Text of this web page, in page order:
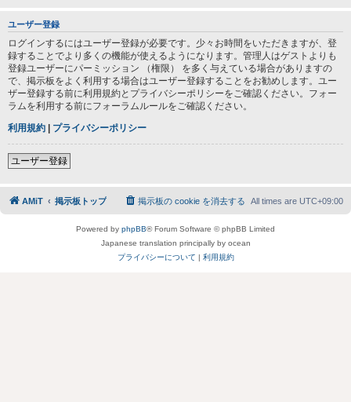
ユーザー登録
ログインするにはユーザー登録が必要です。少々お時間をいただきますが、登
録することでより多くの機能が使えるようになります。管理人はゲストよりも
登録ユーザーにパーミッション （権限） を多く与えている場合がありますの
で、掲示板をよく利用する場合はユーザー登録することをお勧めします。ユー
ザー登録する前に利用規約とプライバシーポリシーをご確認ください。フォー
ラムを利用する前にフォーラムルールをご確認ください。
利用規約 | プライバシーポリシー
ユーザー登録
AMiT 掲示板トップ All times are UTC+09:00
掲示板の cookie を消去する
Powered by phpBB® Forum Software © phpBB Limited
Japanese translation principally by ocean
プライバシーについて | 利用規約